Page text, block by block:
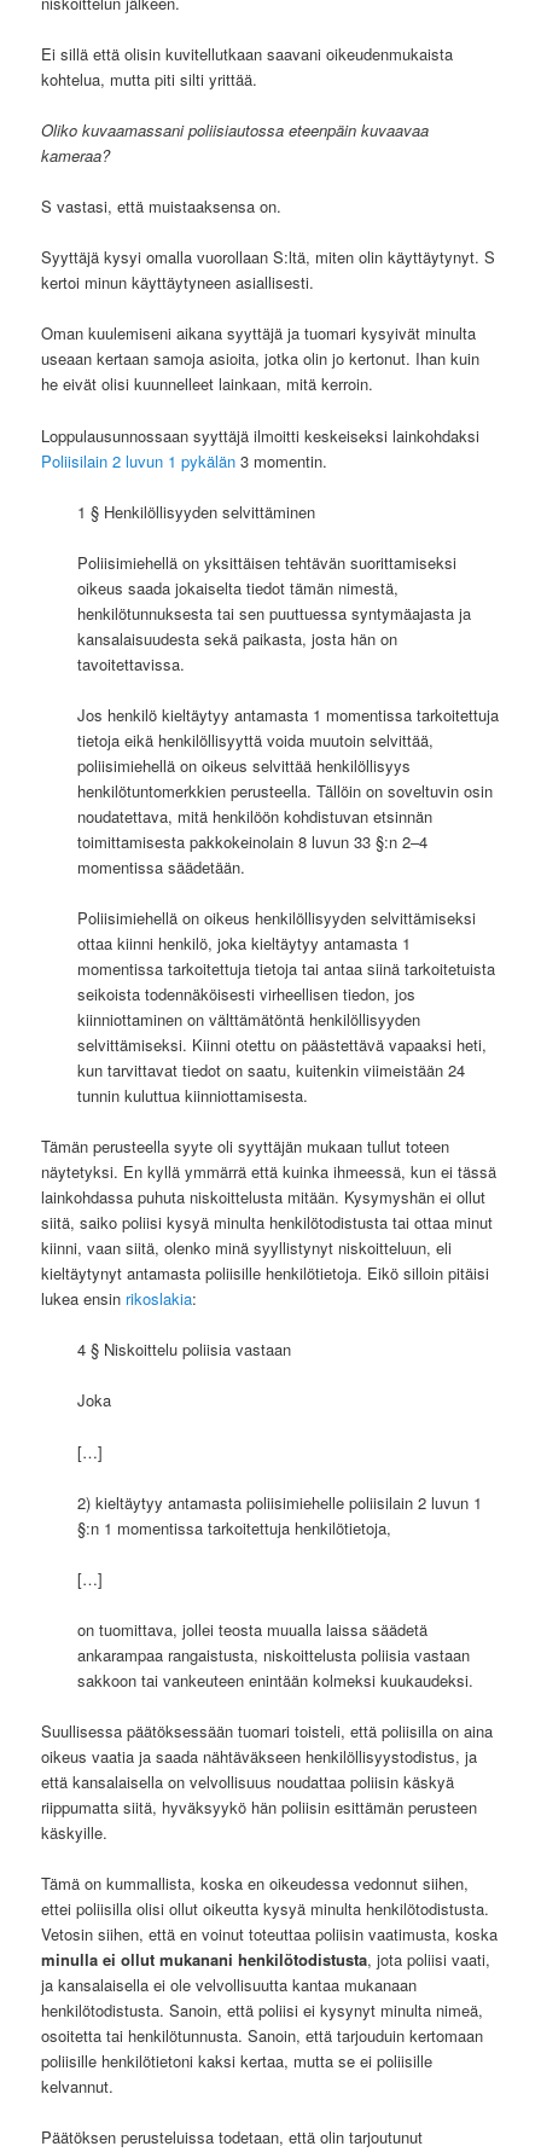
Ei sillä että olisin kuvitellutkaan saavani oikeudenmukaista
kohtelua, mutta piti silti yrittää.
Oliko kuvaamassani poliisiautossa eteenpäin kuvaavaa
kameraa?
S vastasi, että muistaaksensa on.
Syyttäjä kysyi omalla vuorollaan S:ltä, miten olin käyttäytynyt. S
kertoi minun käyttäytyneen asiallisesti.
Oman kuulemiseni aikana syyttäjä ja tuomari kysyivät minulta
useaan kertaan samoja asioita, jotka olin jo kertonut. Ihan kuin
he eivät olisi kuunnelleet lainkaan, mitä kerroin.
Loppulausunnossaan syyttäjä ilmoitti keskeiseksi lainkohdaksi
Poliisilain 2 luvun 1 pykälän 3 momentin.
1 § Henkilöllisyyden selvittäminen
Poliisimiehellä on yksittäisen tehtävän suorittamiseksi
oikeus saada jokaiselta tiedot tämän nimestä,
henkilötunnuksesta tai sen puuttuessa syntymäajasta ja
kansalaisuudesta sekä paikasta, josta hän on
tavoitettavissa.
Jos henkilö kieltäytyy antamasta 1 momentissa tarkoitettuja
tietoja eikä henkilöllisyyttä voida muutoin selvittää,
poliisimiehellä on oikeus selvittää henkilöllisyys
henkilötuntomerkkien perusteella. Tällöin on soveltuvin osin
noudatettava, mitä henkilöön kohdistuvan etsinnän
toimittamisesta pakkokeinolain 8 luvun 33 §:n 2–4
momentissa säädetään.
Poliisimiehellä on oikeus henkilöllisyyden selvittämiseksi
ottaa kiinni henkilö, joka kieltäytyy antamasta 1
momentissa tarkoitettuja tietoja tai antaa siinä tarkoitetuista
seikoista todennäköisesti virheellisen tiedon, jos
kiinniottaminen on välttämätöntä henkilöllisyyden
selvittämiseksi. Kiinni otettu on päästettävä vapaaksi heti,
kun tarvittavat tiedot on saatu, kuitenkin viimeistään 24
tunnin kuluttua kiinniottamisesta.
Tämän perusteella syyte oli syyttäjän mukaan tullut toteen
näytetyksi. En kyllä ymmärrä että kuinka ihmeessä, kun ei tässä
lainkohdassa puhuta niskoittelusta mitään. Kysymyshän ei ollut
siitä, saiko poliisi kysyä minulta henkilötodistusta tai ottaa minut
kiinni, vaan siitä, olenko minä syyllistynyt niskoitteluun, eli
kieltäytynyt antamasta poliisille henkilötietoja. Eikö silloin pitäisi
lukea ensin rikoslakia:
4 § Niskoittelu poliisia vastaan
Joka
[…]
2) kieltäytyy antamasta poliisimiehelle poliisilain 2 luvun 1
§:n 1 momentissa tarkoitettuja henkilötietoja,
[…]
on tuomittava, jollei teosta muualla laissa säädetä
ankarampaa rangaistusta, niskoittelusta poliisia vastaan
sakkoon tai vankeuteen enintään kolmeksi kuukaudeksi.
Suullisessa päätöksessään tuomari toisteli, että poliisilla on aina
oikeus vaatia ja saada nähtäväkseen henkilöllisyystodistus, ja
että kansalaisella on velvollisuus noudattaa poliisin käskyä
riippumatta siitä, hyväksyykö hän poliisin esittämän perusteen
käskyille.
Tämä on kummallista, koska en oikeudessa vedonnut siihen,
ettei poliisilla olisi ollut oikeutta kysyä minulta henkilötodistusta.
Vetosin siihen, että en voinut toteuttaa poliisin vaatimusta, koska
minulla ei ollut mukanani henkilötodistusta, jota poliisi vaati,
ja kansalaisella ei ole velvollisuutta kantaa mukanaan
henkilötodistusta. Sanoin, että poliisi ei kysynyt minulta nimeä,
osoitetta tai henkilötunnusta. Sanoin, että tarjouduin kertomaan
poliisille henkilötietoni kaksi kertaa, mutta se ei poliisille
kelvannut.
Päätöksen perusteluissa todetaan, että olin tarjoutunut